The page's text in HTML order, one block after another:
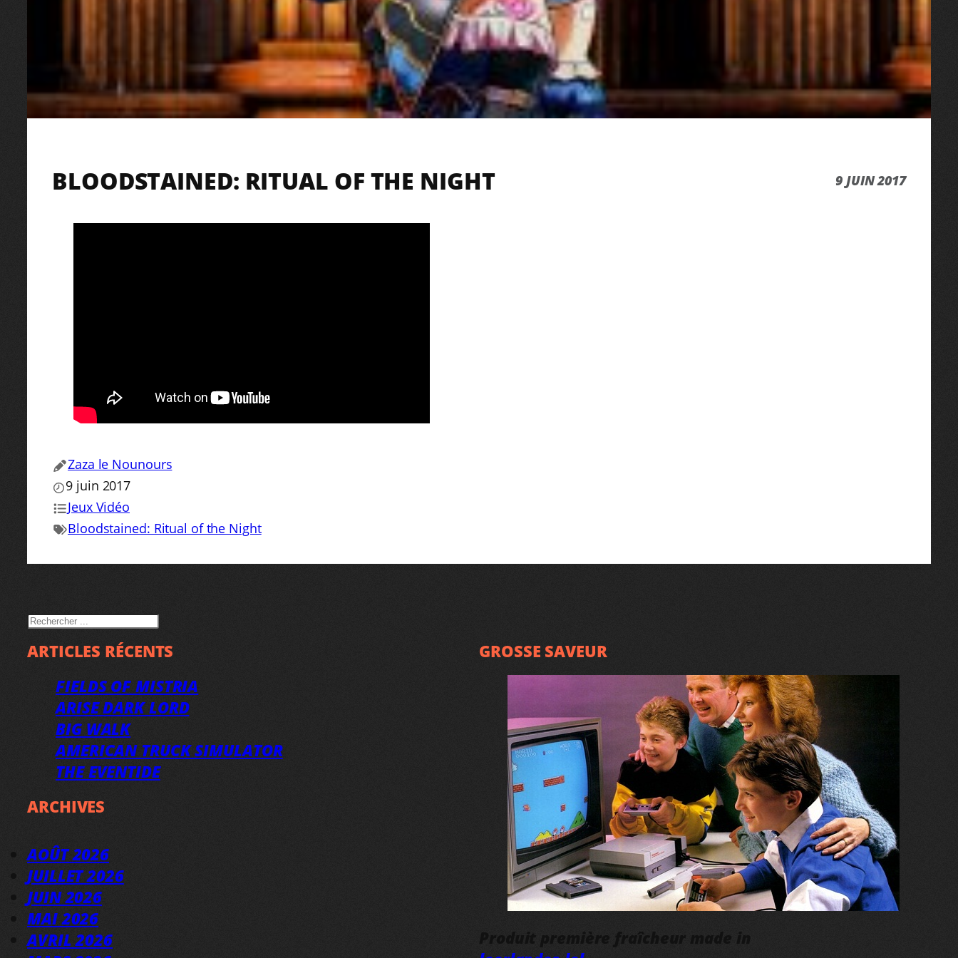
BLOODSTAINED: RITUAL OF THE NIGHT 9 JUIN 2017
Zaza le Nounours
9 juin 2017
Jeux Vidéo
Bloodstained: Ritual of the Night
RECHERCHER
ARTICLES RÉCENTS
FIELDS OF MISTRIA
ARISE DARK LORD
BIG WALK
AMERICAN TRUCK SIMULATOR
THE EVENTIDE
ARCHIVES
AOÛT 2026
JUILLET 2026
JUIN 2026
MAI 2026
AVRIL 2026
GROSSE SAVEUR
Produit première fraîcheur made in